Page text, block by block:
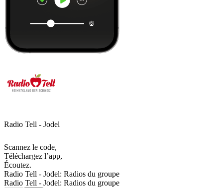
Radio Tell - Jodel
Scannez le code,
Téléchargez l’app,
Écoutez.
Radio Tell - Jodel: Radios du groupe
Radio Tell - Jodel: Radios du groupe